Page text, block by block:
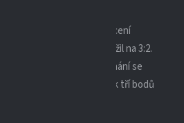
a touhou se porvat o zvrácení
Šmach, když šťastně snížil na 3:2.
místo vytouženého vyrovnání se
konečných 4:2 a tedy zisk tří bodů